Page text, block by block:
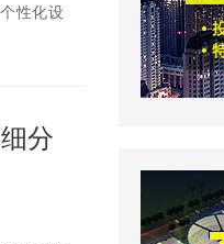
性化设
分